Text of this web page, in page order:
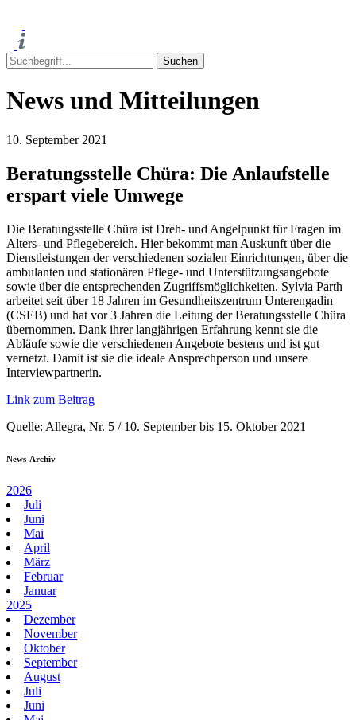
News und Mitteilungen
10. September 2021
Beratungsstelle Chüra: Die Anlaufstelle
erspart viele Umwege
Die Beratungsstelle Chüra ist Dreh- und Angelpunkt für Fragen im
Alters- und Pflegebereich. Hier bekommt man Auskunft über die
Dienstleistungen der verschiedenen sozialen Einrichtungen, über die
ambulanten und stationären Pflege- und Unterstützungsangebote
sowie über die entsprechenden Zugriffsmöglichkeiten. Sylvia Parth
arbeitet seit über 18 Jahren im Gesundheitszentrum Unterengadin
(CSEB) und hat vor 3 Jahren die Leitung der Beratungsstelle Chüra
übernommen. Dank ihrer langjährigen Erfahrung kennt sie die
Abläufe sowie die verschiedenen Angebote bestens und ist gut
vernetzt. Damit ist sie die ideale Ansprechperson und unsere
Interviewpartnerin.
Link zum Beitrag
Quelle: Allegra, Nr. 5 / 10. September bis 15. Oktober 2021
News-Archiv
2026
Juli
Juni
Mai
April
März
Februar
Januar
2025
Dezember
November
Oktober
September
August
Juli
Juni